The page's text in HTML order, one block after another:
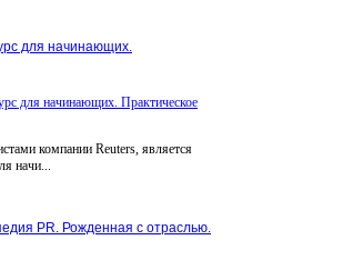
для начинающих.
компании Reuters, является
начи...
PR. Рожденная с отраслью.